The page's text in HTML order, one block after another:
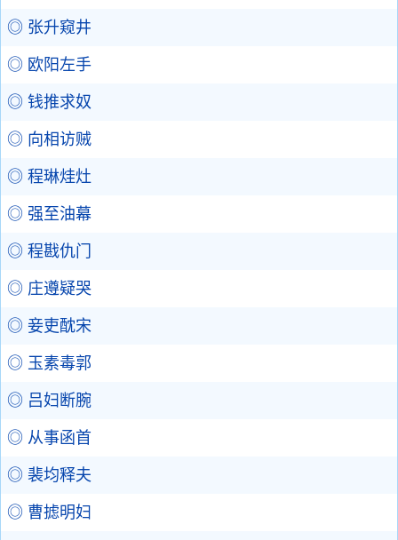
◎ 张升窥井
◎ 欧阳左手
◎ 钱推求奴
◎ 向相访贼
◎ 程琳烓灶
◎ 强至油幕
◎ 程戡仇门
◎ 庄遵疑哭
◎ 妾吏酖宋
◎ 玉素毒郭
◎ 吕妇断腕
◎ 从事函首
◎ 裴均释夫
◎ 曹摅明妇